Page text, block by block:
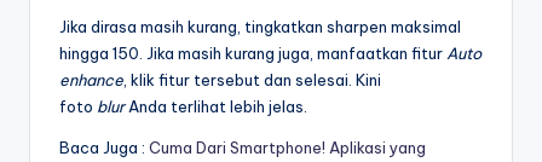
Jika dirasa masih kurang, tingkatkan sharpen maksimal
hingga 150. Jika masih kurang juga, manfaatkan fitur Auto
enhance , klik fitur tersebut dan selesai. Kini
foto blurAnda terlihat lebih jelas.
Baca Juga : Cuma Dari Smartphone! Aplikasi yang